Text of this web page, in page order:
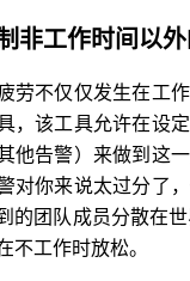
非工作时间以
劳不仅仅发生在工
，该工具允许在设
他告警）来做到这
对你来说太过分了
的团队成员分散在
不工作时放松。